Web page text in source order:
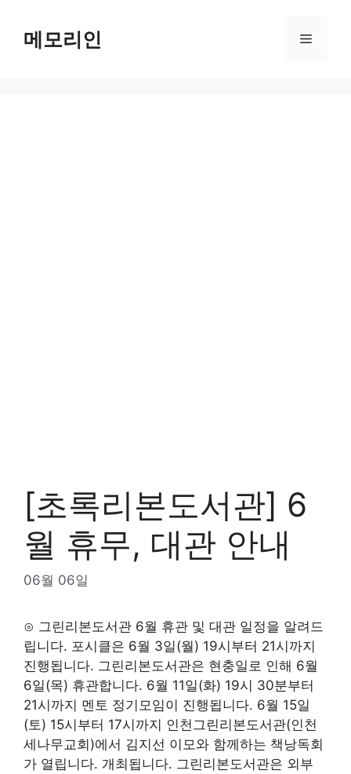
content메모리인 Menu
[초록리본도서관] 6
월 휴무, 대관 안내
06월 06일
⊙ 그린리본도서관 6월 휴관 및 대관 일정을 알려드
립니다. 포시클은 6월 3일(월) 19시부터 21시까지
진행됩니다. 그린리본도서관은 현충일로 인해 6월
6일(목) 휴관합니다. 6월 11일(화) 19시 30분부터
21시까지 멘토 정기모임이 진행됩니다. 6월 15일
(토) 15시부터 17시까지 인천그린리본도서관(인천
세나무교회)에서 김지선 이모와 함께하는 책낭독회
가 열립니다. 개최됩니다. 그린리본도서관은 외부